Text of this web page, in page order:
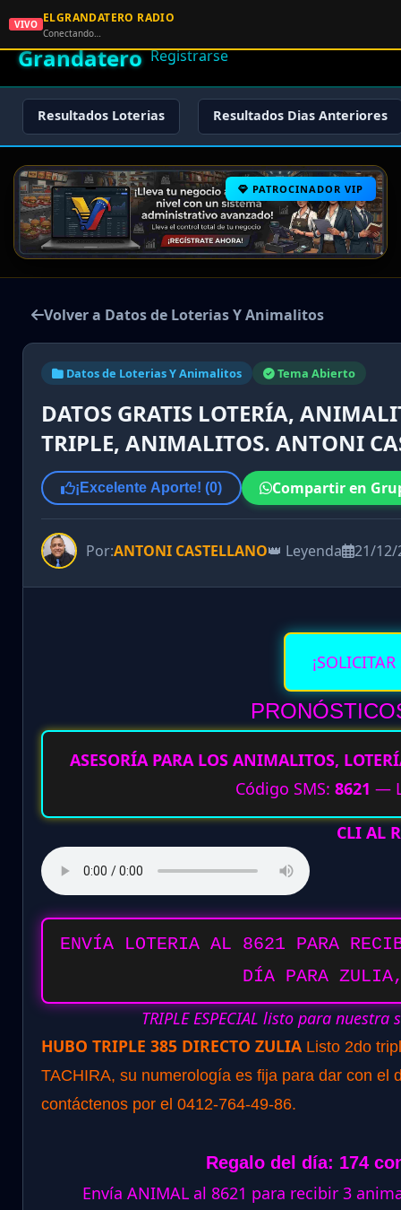
🌟 El
Grandatero Registrarse
Resultados Loterias Resultados Dias Anteriores
PATROCINADOR VIP
Volver a Datos de Loterias Y Animalitos
Datos de Loterias Y Animalitos Tema Abierto
DATOS GRATIS LOTERÍA,
TRIPLE, ANIMALITOS. ANTONI
¡Excelente Aporte! (0) Compartir en
Por:ANTONI CASTELLANO👑 Leyenda 21/12/
ASESORÍA PARA LOS ANIMALITOS,
Código SMS: 8621 —
CLI AL
ENVÍA LOTERIA AL 8621 PARA
DÍA PARA
TRIPLE ESPECIAL listo para
HUBO TRIPLE 385 DIRECTO ZULIA Listo 2do
TACHIRA, su numerología es fija para dar con el
contáctenos por el 0412-764-49-86.
Regalo del día: 174
Envía ANIMAL al 8621 para recibir 3
VIVO ELGRANDATERO RADIO
Conectando…